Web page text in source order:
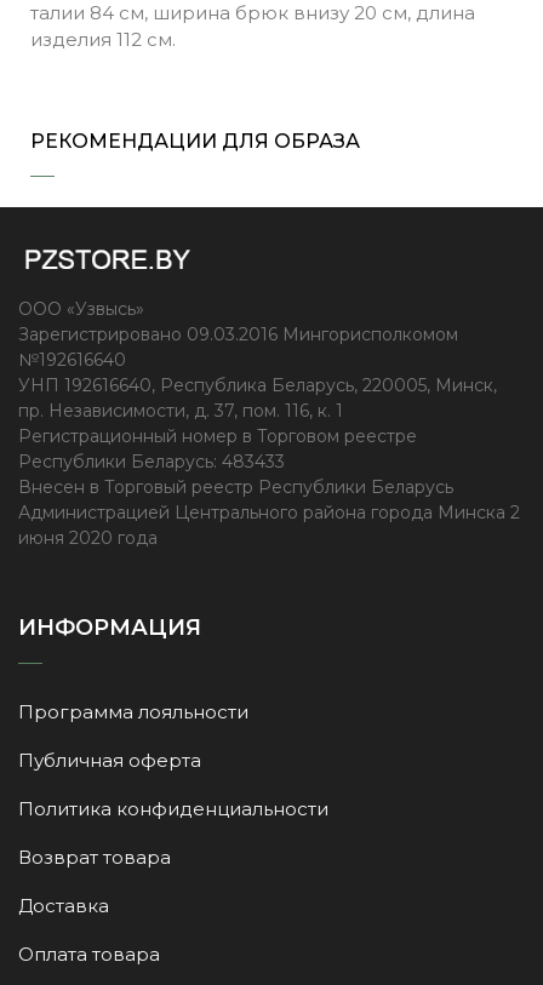
талии 84 см, ширина брюк внизу 20 см, длина
изделия 112 см.
РЕКОМЕНДАЦИИ ДЛЯ ОБРАЗА
ООО «Узвысь»
Зарегистрировано 09.03.2016 Мингорисполкомом
№192616640
УНП 192616640, Республика Беларусь, 220005, Минск,
пр. Независимости, д. 37, пом. 116, к. 1
Регистрационный номер в Торговом реестре
Республики Беларусь: 483433
Внесен в Торговый реестр Республики Беларусь
Администрацией Центрального района города Минска 2
июня 2020 года
ИНФОРМАЦИЯ
Программа лояльности
Публичная оферта
Политика конфиденциальности
Возврат товара
Доставка
Оплата товара